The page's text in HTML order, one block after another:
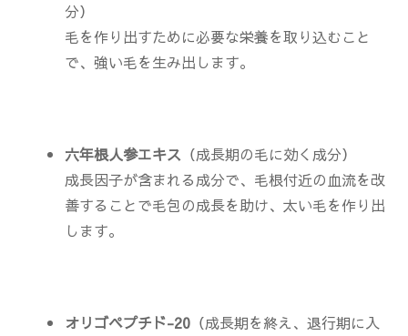
分）
毛を作り出すために必要な栄養を取り込むこと
で、強い毛を生み出します。
六年根人参エキス （成長期の毛に効く成分）
成長因子が含まれる成分で、毛根付近の血流を改
善することで毛包の成長を助け、太い毛を作り出
します。
オリゴペプチド-20 （成長期を終え、退行期に入